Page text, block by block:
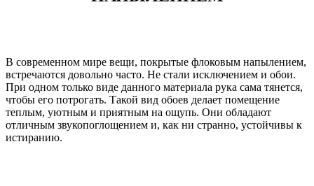
В современном мире вещи, покрытые флоковым напылением,
встречаются довольно часто. Не стали исключением и обои.
При одном только виде данного материала рука сама тянется,
чтобы его потрогать. Такой вид обоев делает помещение
теплым, уютным и приятным на ощупь. Они обладают
отличным звукопоглощением и, как ни странно, устойчивы к
истиранию.